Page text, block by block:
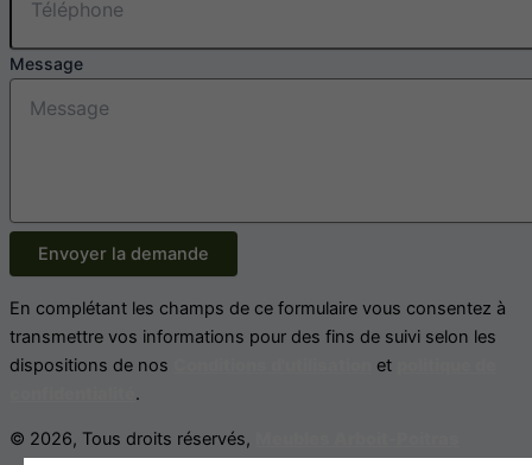
Message
Envoyer la demande
En complétant les champs de ce formulaire vous consentez à
transmettre vos informations pour des fins de suivi selon les
dispositions de nos
et
.
© 2026, Tous droits réservés,